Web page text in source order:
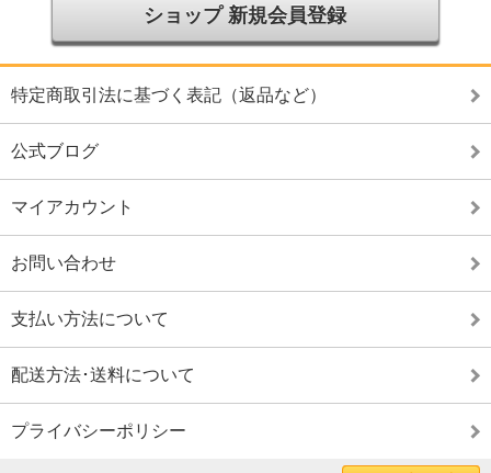
ショップ 新規会員登録
特定商取引法に基づく表記（返品など）
公式ブログ
マイアカウント
お問い合わせ
支払い方法について
配送方法･送料について
プライバシーポリシー